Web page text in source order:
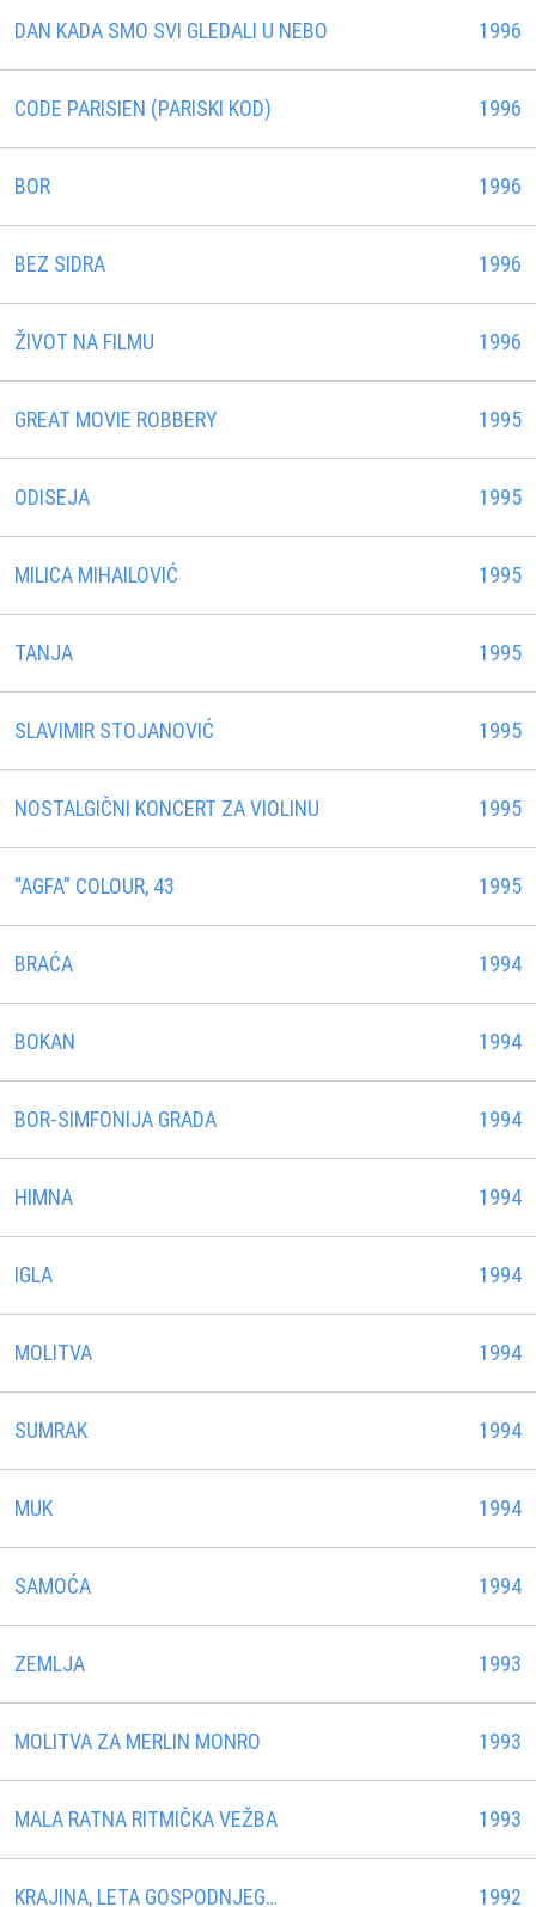
DAN KADA SMO SVI GLEDALI U NEBO 1996
CODE PARISIEN (PARISKI KOD) 1996
BOR 1996
BEZ SIDRA 1996
ŽIVOT NA FILMU 1996
GREAT MOVIE ROBBERY 1995
ODISEJA 1995
MILICA MIHAILOVIĆ 1995
TANJA 1995
SLAVIMIR STOJANOVIĆ 1995
NOSTALGIČNI KONCERT ZA VIOLINU 1995
“AGFA” COLOUR, 43 1995
BRAĆA 1994
BOKAN 1994
BOR-SIMFONIJA GRADA 1994
HIMNA 1994
IGLA 1994
MOLITVA 1994
SUMRAK 1994
MUK 1994
SAMOĆA 1994
ZEMLJA 1993
MOLITVA ZA MERLIN MONRO 1993
MALA RATNA RITMIČKA VEŽBA 1993
KRAJINA, LETA GOSPODNJEG… 1992